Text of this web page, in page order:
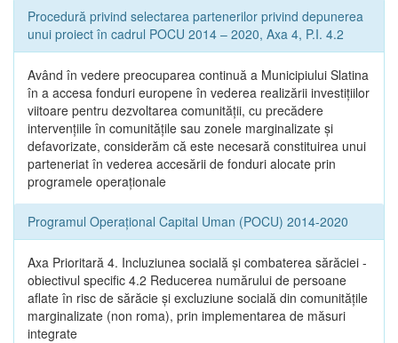
Procedură privind selectarea partenerilor privind depunerea
unui proiect în cadrul POCU 2014 – 2020, Axa 4, P.I. 4.2
Având în vedere preocuparea continuă a Municipiului Slatina
în a accesa fonduri europene în vederea realizării investițiilor
viitoare pentru dezvoltarea comunității, cu precădere
intervențiile în comunitățile sau zonele marginalizate și
defavorizate, considerăm că este necesară constituirea unui
parteneriat în vederea accesării de fonduri alocate prin
programele operaționale
Programul Operațional Capital Uman (POCU) 2014-2020
Axa Prioritară 4. Incluziunea socială și combaterea sărăciei -
obiectivul specific 4.2 Reducerea numărului de persoane
aflate în risc de sărăcie și excluziune socială din comunitățile
marginalizate (non roma), prin implementarea de măsuri
integrate